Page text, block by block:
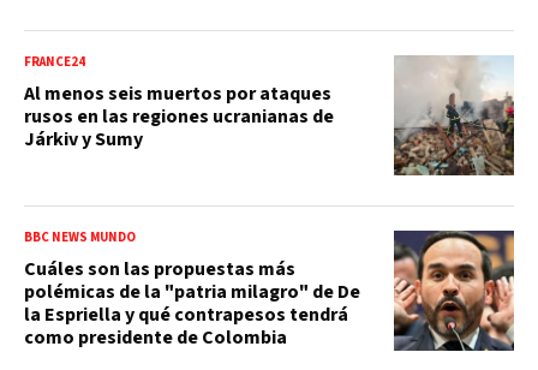
FRANCE24
Al menos seis muertos por ataques
rusos en las regiones ucranianas de
Járkiv y Sumy
BBC NEWS MUNDO
Cuáles son las propuestas más
polémicas de la "patria milagro" de De
la Espriella y qué contrapesos tendrá
como presidente de Colombia